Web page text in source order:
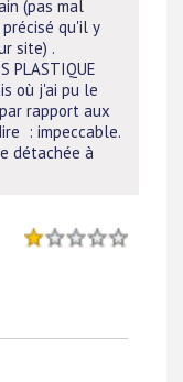
(pas mal
qu'il y
site) .
PLASTIQUE
où j'ai pu le
rapport aux
: impeccable.
détachée à